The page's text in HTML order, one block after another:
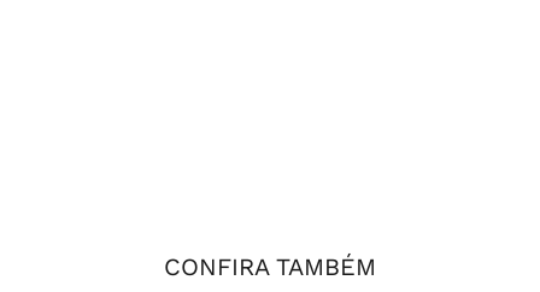
CONFIRA TAMBÉM